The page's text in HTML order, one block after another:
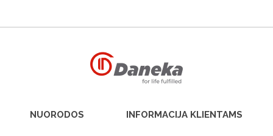
NUORODOS INFORMACIJA KLIENTAMS